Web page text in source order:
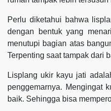
Perlu diketahui bahwa
dengan bentuk yang
menutupi bagian atas
Terpenting saat tampak dari
Lisplang ukir kayu jati
penggemarnya. Mengingat
baik. Sehingga bisa